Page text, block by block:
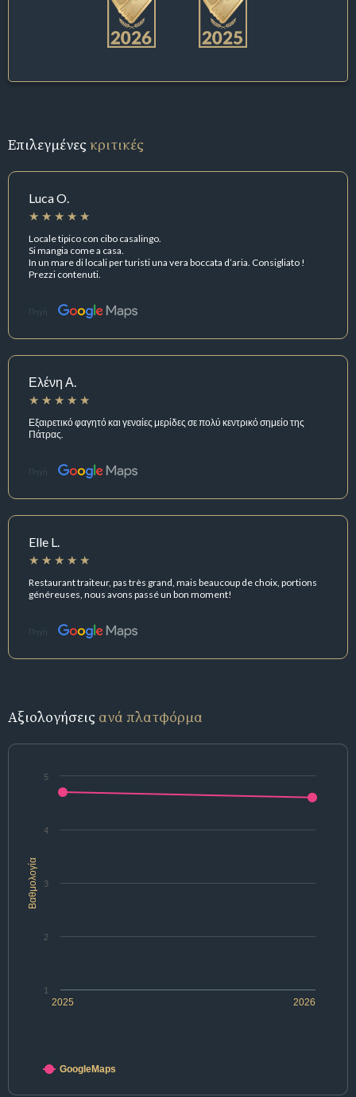
Επιλεγμένεςκριτικές
Luca O.
Locale tipico con cibo casalingo.
Si mangia come a casa.
In un mare di locali per turisti una vera boccata d’aria. Consigliato !
Prezzi contenuti.
Πηγή:
Ελένη Α.
Εξαιρετικό φαγητό και γεναίες μερίδες σε πολύ κεντρικό σημείο της
Πάτρας.
Πηγή:
Elle L.
Restaurant traiteur, pas très grand, mais beaucoup de choix, portions
généreuses, nous avons passé un bon moment!
Πηγή:
Αξιολογήσεις ανά πλατφόρμα
Βαθμολογία
2025 2026
1
2
3
4
5
GoogleMaps